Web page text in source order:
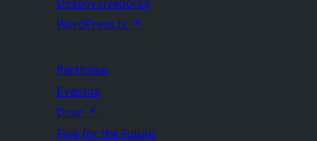
Desenvolvedores
WordPress.tv ↗
Participar
Eventos
Doar ↗
Five for the Future